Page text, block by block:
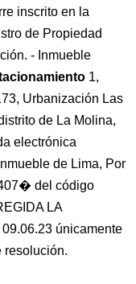
inscrito en la
de Propiedad
- Inmueble
1,
Urbanización Las
de La Molina,
electrónica
de Lima, Por
del código
LA
únicamente
resolución.